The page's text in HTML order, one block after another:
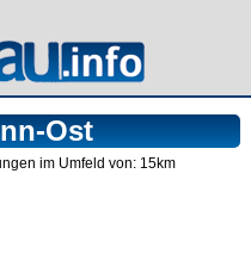
Ost
im Umfeld von: 15km